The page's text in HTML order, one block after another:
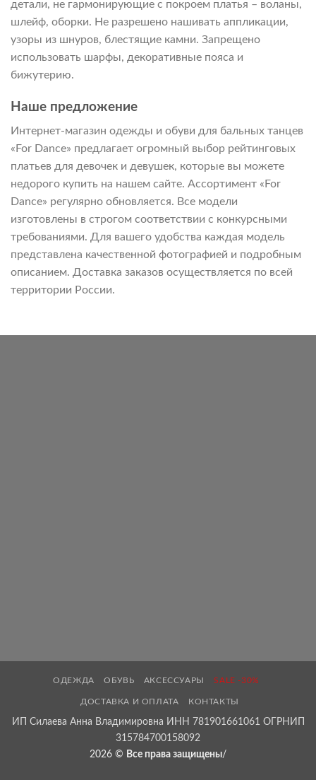
детали, не гармонирующие с покроем платья – воланы,
шлейф, оборки. Не разрешено нашивать аппликации,
узоры из шнуров, блестящие камни. Запрещено
использовать шарфы, декоративные пояса и
бижутерию.
Наше предложение
Интернет-магазин одежды и обуви для бальных танцев
«For Dance» предлагает огромный выбор рейтинговых
платьев для девочек и девушек, которые вы можете
недорого купить на нашем сайте. Ассортимент «For
Dance» регулярно обновляется. Все модели
изготовлены в строгом соответствии с конкурсными
требованиями. Для вашего удобства каждая модель
представлена качественной фотографией и подробным
описанием. Доставка заказов осуществляется по всей
территории России.
ОДЕЖДА ОБУВЬ АКСЕССУАРЫ SALE -30%
ДОСТАВКА И ОПЛАТА КОНТАКТЫ
ИП Силаева Анна Владимировна ИНН 781901661061 ОГРНИП
315784700158092
2026 © Все права защищены/